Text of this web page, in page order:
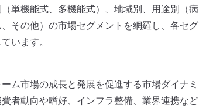
単機能式、多機能式）、地域別、用途別（病
その他）の市場セグメントを網羅し、各セグ
います。
ム市場の成長と発展を促進する市場ダイナミ
者動向や嗜好、インフラ整備、業界連携など